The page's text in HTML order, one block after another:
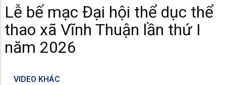
Lễ bế mạc Đại hội thể dục thể
thao xã Vĩnh Thuận lần thứ I
năm 2026
VIDEO KHÁC